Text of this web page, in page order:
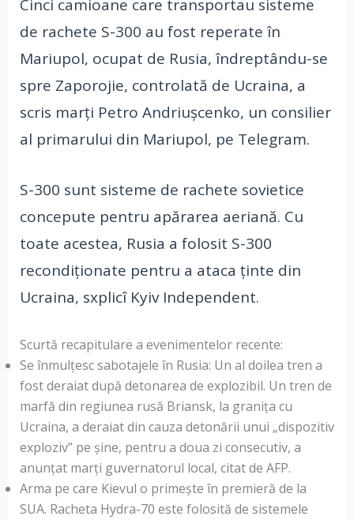
Cinci camioane care transportau sisteme
de rachete S-300 au fost reperate în
Mariupol, ocupat de Rusia, îndreptându-se
spre Zaporojie, controlată de Ucraina, a
scris marți Petro Andriușcenko, un consilier
al primarului din Mariupol, pe Telegram.
S-300 sunt sisteme de rachete sovietice
concepute pentru apărarea aeriană. Cu
toate acestea, Rusia a folosit S-300
recondiționate pentru a ataca ținte din
Ucraina, sxplicî Kyiv Independent.
Scurtă recapitulare a evenimentelor recente:​
Se înmulțesc sabotajele în Rusia: Un al doilea tren a
fost deraiat după detonarea de explozibil. Un tren de
marfă din regiunea rusă Briansk, la granița cu
Ucraina, a deraiat din cauza detonării unui „dispozitiv
exploziv” pe șine, pentru a doua zi consecutiv, a
anunțat marți guvernatorul local, citat de AFP.
Arma pe care Kievul o primește în premieră de la
SUA. Racheta Hydra-70 este folosită de sistemele